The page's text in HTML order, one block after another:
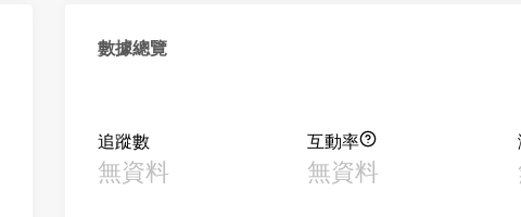
數據總覽
追蹤數
無資料
互動率
無資料